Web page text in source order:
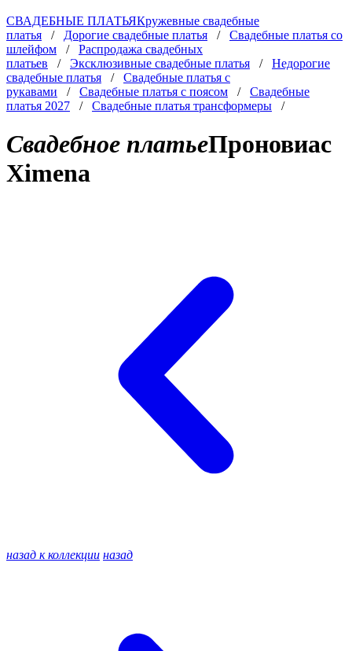
СВАДЕБНЫЕ ПЛАТЬЯКружевные свадебные
платья / Дорогие свадебные платья / Свадебные платья со
шлейфом / Распродажа свадебных
платьев / Эксклюзивные свадебные платья / Недорогие
свадебные платья / Свадебные платья с
рукавами / Свадебные платья с поясом / Свадебные
платья 2027 / Свадебные платья трансформеры /
Свадебное платьеПроновиас
Ximena
назад к коллекции назад